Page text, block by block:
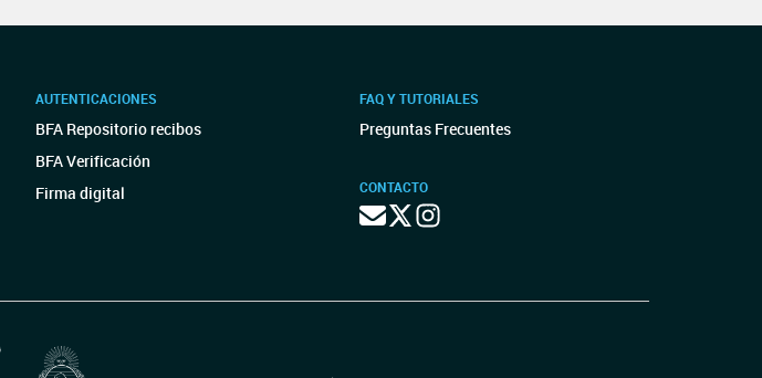
AUTENTICACIONES
BFA Repositorio recibos
BFA Verificación
Firma digital
FAQ Y TUTORIALES
Preguntas Frecuentes
CONTACTO